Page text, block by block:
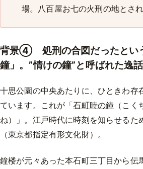
場。八百屋お七の火刑の地とさ
背景④ 処刑の合図だったとい
鐘」。”情けの鐘”と呼ばれた逸話
十思公園の中央あたりに、ひときわ存
ています。これが「石町時の鐘 （こ
ね）」。江戸時代に時刻を知らせるた
（東京都指定有形文化財）。
鐘楼が元々あった本石町三丁目から伝